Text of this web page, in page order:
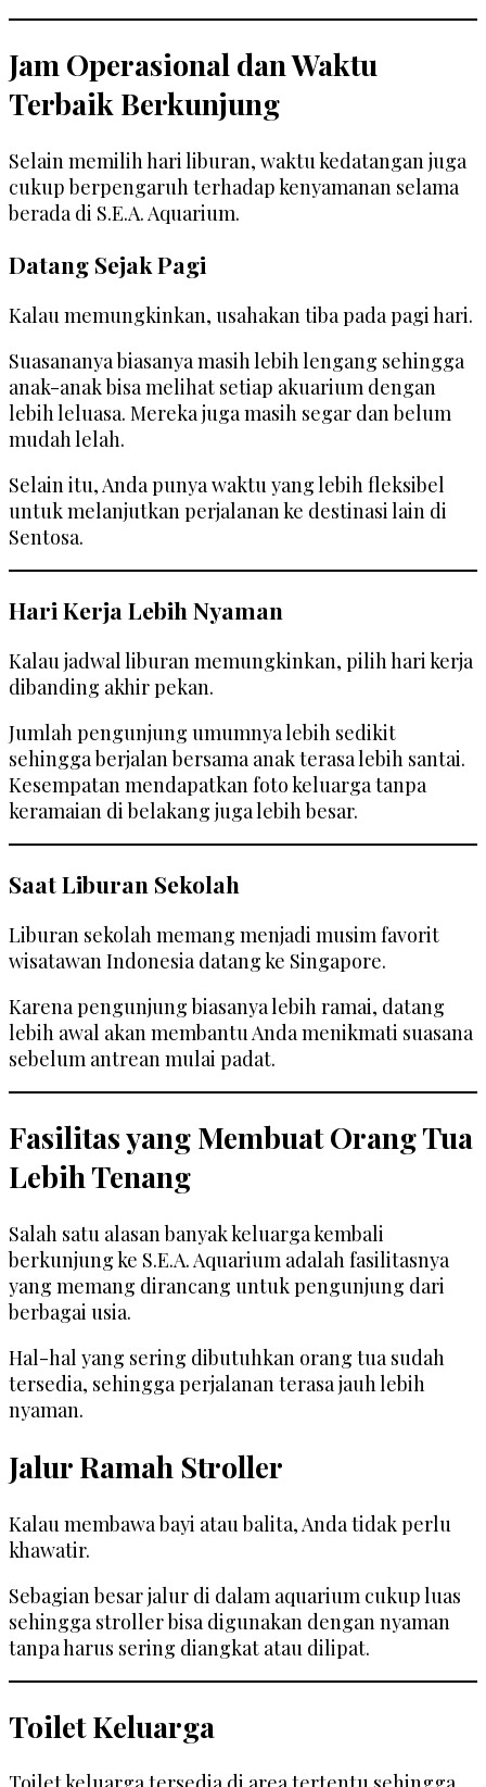
Jam Operasional dan Waktu
Terbaik Berkunjung
Selain memilih hari liburan, waktu kedatangan juga
cukup berpengaruh terhadap kenyamanan selama
berada di S.E.A. Aquarium.
Datang Sejak Pagi
Kalau memungkinkan, usahakan tiba pada pagi hari.
Suasananya biasanya masih lebih lengang sehingga
anak-anak bisa melihat setiap akuarium dengan
lebih leluasa. Mereka juga masih segar dan belum
mudah lelah.
Selain itu, Anda punya waktu yang lebih fleksibel
untuk melanjutkan perjalanan ke destinasi lain di
Sentosa.
Hari Kerja Lebih Nyaman
Kalau jadwal liburan memungkinkan, pilih hari kerja
dibanding akhir pekan.
Jumlah pengunjung umumnya lebih sedikit
sehingga berjalan bersama anak terasa lebih santai.
Kesempatan mendapatkan foto keluarga tanpa
keramaian di belakang juga lebih besar.
Saat Liburan Sekolah
Liburan sekolah memang menjadi musim favorit
wisatawan Indonesia datang ke Singapore.
Karena pengunjung biasanya lebih ramai, datang
lebih awal akan membantu Anda menikmati suasana
sebelum antrean mulai padat.
Fasilitas yang Membuat Orang Tua
Lebih Tenang
Salah satu alasan banyak keluarga kembali
berkunjung ke S.E.A. Aquarium adalah fasilitasnya
yang memang dirancang untuk pengunjung dari
berbagai usia.
Hal-hal yang sering dibutuhkan orang tua sudah
tersedia, sehingga perjalanan terasa jauh lebih
nyaman.
Jalur Ramah Stroller
Kalau membawa bayi atau balita, Anda tidak perlu
khawatir.
Sebagian besar jalur di dalam aquarium cukup luas
sehingga stroller bisa digunakan dengan nyaman
tanpa harus sering diangkat atau dilipat.
Toilet Keluarga